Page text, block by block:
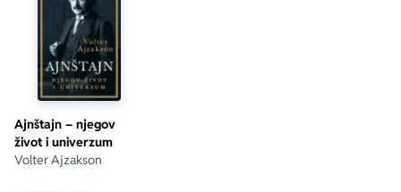
Ajnštajn – njegov
život i univerzum
Volter Ajzakson